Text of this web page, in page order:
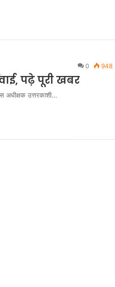
0 948
पढ़े पूरी खबर
अधीक्षक उत्तरकाशी…